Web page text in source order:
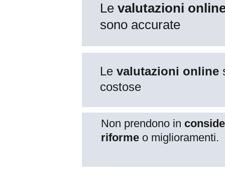
Le valutazioni
sono accurate
Le valutazioni online
costose
Non prendono in
riforme o miglioramenti.